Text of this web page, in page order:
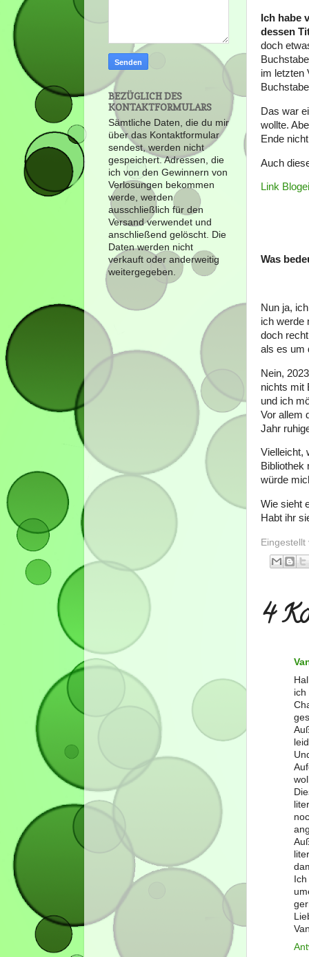
Ich habe
dessen
doch
im letzten
Das war
wollte.
Ende
Auch
Link
Was
Nun ja,
ich werde
doch
als es um
Nein,
nichts mit
und ich
Vor allem
Jahr
Vielleicht,
Bibliothek
würde
Wie sieht
Habt ihr
4
BEZÜGLICH DES
KONTAKTFORMULARS
Sämtliche Daten, die du mir
über das Kontaktformular
sendest, werden nicht
gespeichert. Adressen, die
ich von den Gewinnern von
Verlosungen bekommen
werde, werden
ausschließlich für den
Versand verwendet und
anschließend gelöscht. Die
Daten werden nicht
verkauft oder anderweitig
weitergegeben.